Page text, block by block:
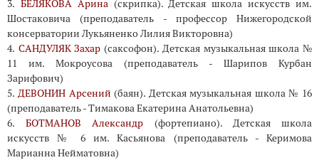
3. БЕЛЯКОВА Арина(скрипка). Детская школа искусств им.
Шостаковича (преподаватель - профессор Нижегородской
консерватории Лукьяненко Лилия Викторовна)
4. САНДУЛЯК Захар (саксофон). Детская музыкальная школа №
11 им. Мокроусова (преподаватель - Шарипов Курбан
Зарифович)
5.ДЕВОНИН Арсений (баян). Детская музыкальная школа № 16
(преподаватель - Тимакова Екатерина Анатольевна)
6.БОТМАНОВ Александр (фортепиано). Детская школа
искусств № 6 им. Касьянова (преподаватель - Керимова
Марианна Нейматовна)